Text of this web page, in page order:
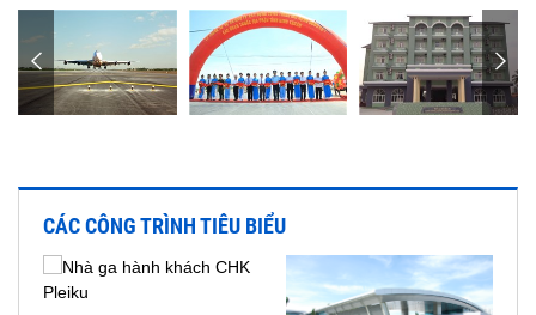
CÁC CÔNG TRÌNH TIÊU BIỂU